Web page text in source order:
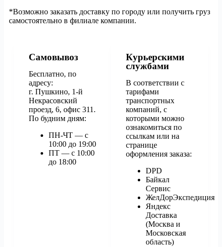
*Возможно заказать доставку по городу или получить груз
самостоятельно в филиале компании.
Самовывоз
Бесплатно, по
адресу:
г. Пушкино, 1-й
Некрасовский
проезд, 6, офис 311.
По будним дням:
ПН-ЧТ — с
10:00 до 19:00
ПТ — с 10:00
до 18:00
Курьерскими
службами
В соответствии с
тарифами
транспортных
компаний, с
которыми можно
ознакомиться по
ссылкам или на
странице
оформления заказа:
DPD
Байкал
Сервис
ЖелДорЭкспедиция
Яндекс
Доставка
(Москва и
Московская
область)